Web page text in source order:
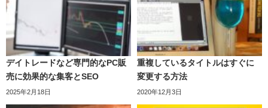
デイトレードなど専門的なPC販
売に効果的な集客とSEO
2025年2月18日
重複しているタイトルはすぐに
変更する方法
2020年12月3日